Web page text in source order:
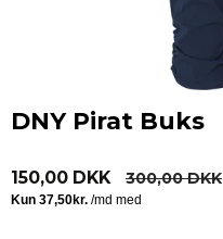
DNY Pirat Buks
150,00 DKK 300,00 DKK